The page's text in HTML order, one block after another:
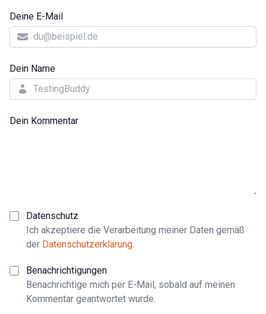
Deine E-Mail
Dein Name
Dein Kommentar
Datenschutz
Ich akzeptiere die Verarbeitung meiner Daten gemäß
der Datenschutzerklärung.
Benachrichtigungen
Benachrichtige mich per E-Mail, sobald auf meinen
Kommentar geantwortet wurde.